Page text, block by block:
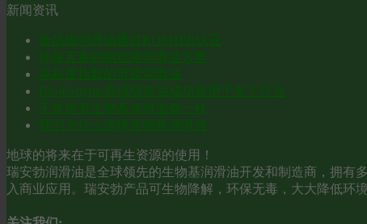
新闻资讯
食品级润滑油通过KOSHER认证
环保无毒的钢丝绳润滑油方案
高粘度指数的节能润滑油
Bio-Extreme高温链条油成功应用于多个行业
不是所有生物基润滑油都一样
我们为什么选择生物基润滑油
地球的将来在于可再生资源的使用！
瑞安勃润滑油是全球领先的生物基润滑油开发和制造商，拥有
入商业应用。瑞安勃产品可生物降解，环保无毒，大大降低环境